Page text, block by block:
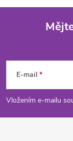
p
a
E-mail
Vložením e-mailu